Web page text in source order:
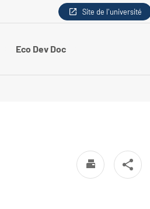
Site de l'université
Eco Dev Doc